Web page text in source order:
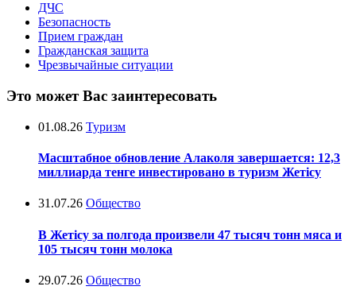
ДЧС
Безопасность
Прием граждан
Гражданская защита
Чрезвычайные ситуации
Это может Вас заинтересовать
01.08.26 Туризм
Масштабное обновление Алаколя завершается: 12,3
миллиарда тенге инвестировано в туризм Жетісу
31.07.26 Общество
В Жетісу за полгода произвели 47 тысяч тонн мяса и
105 тысяч тонн молока
29.07.26 Общество